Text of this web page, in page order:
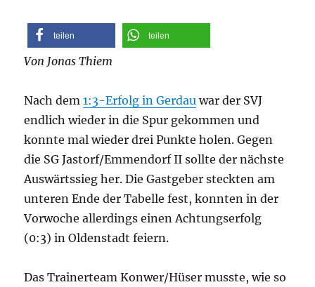
teilen teilen
Von Jonas Thiem
Nach dem1:3-Erfolg in Gerdau war der SVJ
endlich wieder in die Spur gekommen und
konnte mal wieder drei Punkte holen. Gegen
die SG Jastorf/Emmendorf II sollte der nächste
Auswärtssieg her. Die Gastgeber steckten am
unteren Ende der Tabelle fest, konnten in der
Vorwoche allerdings einen Achtungserfolg
(0:3) in Oldenstadt feiern.
Das Trainerteam Konwer/Hüser musste, wie so